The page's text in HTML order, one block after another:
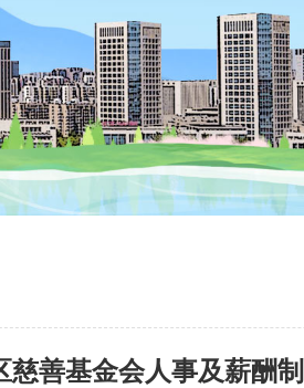
慈善基金会人事及薪酬